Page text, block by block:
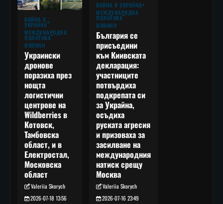
ВОЙНА В
УКРАЙНА
МЕЖДУНАРОДНА
ПОЛИТИКА
НОВИНИ
Украински
дронове
поразиха през
нощта
логистични
центрове на
Wildberries в
Котовск,
Тамбовска
област, и в
Електростал,
Московска
област
Valeriia Skorych
2026-07-18 13:56
ВОЙНА В УКРАЙНА
МЕЖДУНАРОДНА
ПОЛИТИКА
НОВИНИ
България се
присъедини
към Киивската
декларация:
участниците
потвърдиха
подкрепата си
за Украйна,
осъдиха
руската агресия
и призоваха за
засилване на
международния
натиск срещу
Москва
Valeriia Skorych
2026-07-16 23:49